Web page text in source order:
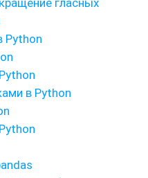
гласных
Python
в Python